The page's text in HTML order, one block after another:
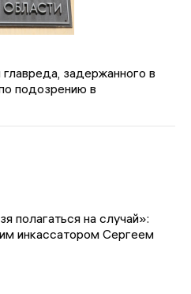
задержанного в
подозрению в
полагаться на случай»:
инкассатором Сергеем